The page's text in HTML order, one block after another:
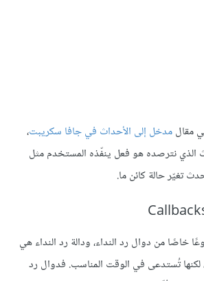
مقالمدخل إلى اﻷحداث في جافا سكريبت،
الذي نترصده هو فعل ينفّذه المستخدم مثل
تغيّر حالة كائن ما.
خاصًا من دوال رد النداء، ودالة رد النداء هي
لكنها تُستدعى في الوقت المناسب. فدوال رد